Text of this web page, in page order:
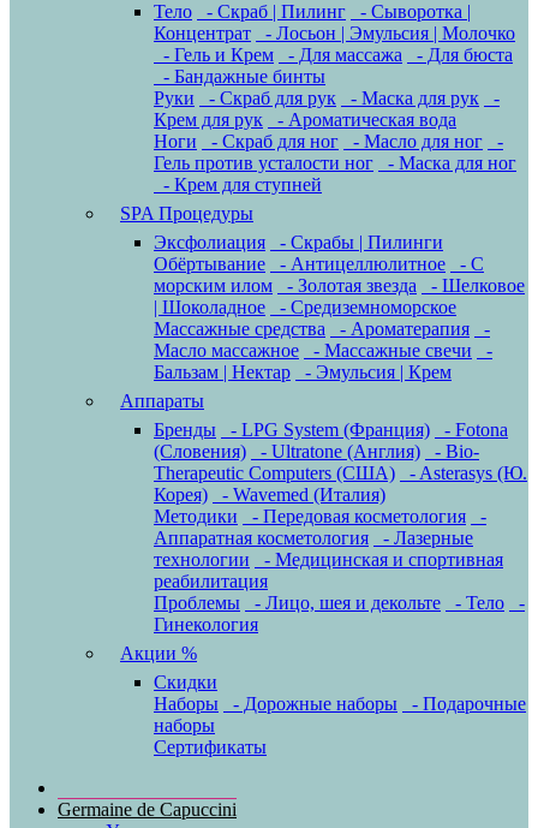
Тело
- Скраб | Пилинг
- Сыворотка |
Концентрат
- Лосьон | Эмульсия | Молочко
- Гель и Крем
- Для массажа
- Для бюста
- Бандажные бинты
Руки
- Скраб для рук - Маска для рук
-
Крем для рук
- Ароматическая вода
Ноги
- Скраб для ног - Масло для ног
-
Гель против усталости ног
- Маска для ног
- Крем для ступней
SPA Процедуры
Эксфолиация
- Скрабы | Пилинги
Обёртывание
- Антицеллюлитное
- С
морским илом
- Золотая звезда
- Шелковое
| Шоколадное
- Средиземноморское
Массажные средства
- Ароматерапия
-
Масло массажное
- Массажные свечи
-
Бальзам | Нектар
- Эмульсия | Крем
Аппараты
Бренды
- LPG System (Франция)
- Fotona
(Словения)
- Ultratone (Англия)
- Bio-
Therapeutic Computers (США)
- Asterasys (Ю.
Корея)
- Wavemed (Италия)
Методики
- Передовая косметология
-
Аппаратная косметология
- Лазерные
технологии
- Медицинская и спортивная
реабилитация
Проблемы
- Лицо, шея и декольте - Тело
-
Гинекология
Акции %
Скидки
Наборы
- Дорожные наборы
- Подарочные
наборы
Сертификаты
Germaine de Capuccini